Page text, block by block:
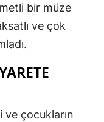
Sakarya
Samsun
bir müze
ve çok
ve çocukların